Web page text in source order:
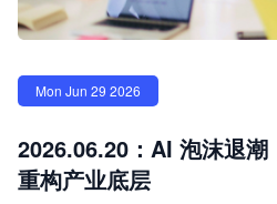
Mon Jun 29 2026
2026.06.20：AI 泡沫退
重构产业底层